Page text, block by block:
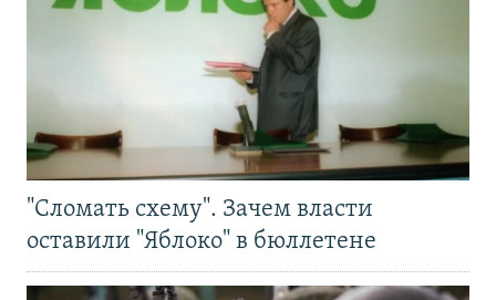
"Сломать схему". Зачем власти
оставили "Яблоко" в бюллетене